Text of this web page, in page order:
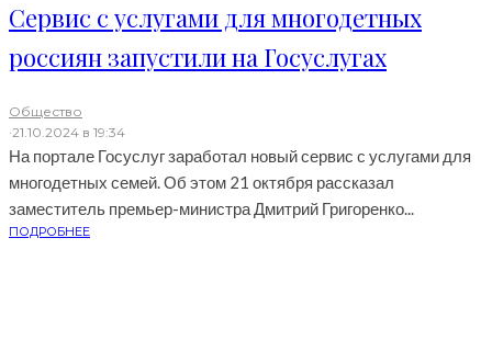
Сервис с услугами для многодетных
россиян запустили на Госуслугах
Общество
·21.10.2024 в 19:34
На портале Госуслуг заработал новый сервис с услугами для
многодетных семей. Об этом 21 октября рассказал
заместитель премьер-министра Дмитрий Григоренко...
ПОДРОБНЕЕ